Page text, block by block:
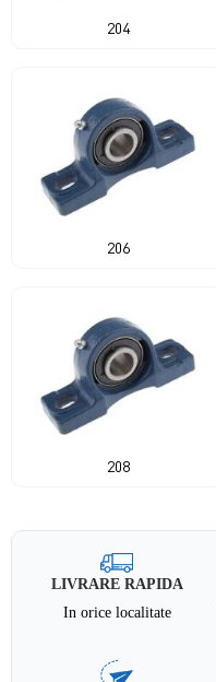
204
206
208
LIVRARE RAPIDA
In orice localitate